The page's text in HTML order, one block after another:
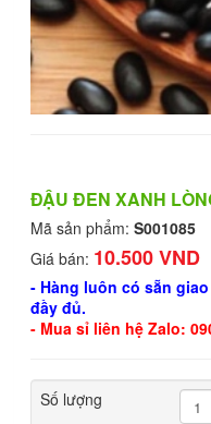
ĐẬU ĐEN XANH
Mã sản phẩm: S001085
Giá bán: 10.500 VND
- Hàng luôn có sẵn
đầy đủ.
- Mua sỉ liên hệ Zalo:
Số lượng